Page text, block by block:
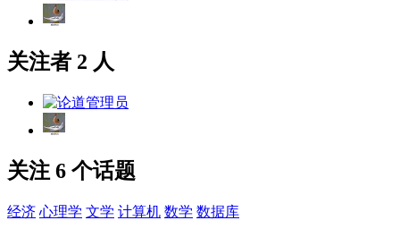
关注者 2 人
关注 6 个话题
经济 心理学 文学 计算机 数学 数据库